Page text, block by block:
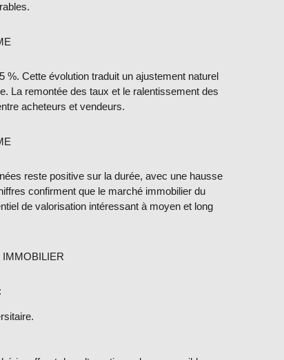
%. Cette évolution traduit un ajustement naturel
La remontée des taux et le ralentissement des
acheteurs et vendeurs.
reste positive sur la durée, avec une hausse
confirment que le marché immobilier du
de valorisation intéressant à moyen et long